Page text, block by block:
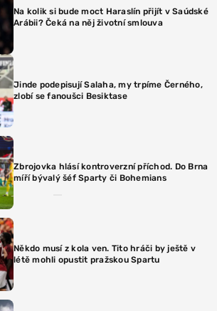
Na kolik si bude moct Haraslín přijít v Saúdské
Arábii? Čeká na něj životní smlouva
Jinde podepisují Salaha, my trpíme Černého,
zlobí se fanoušci Besiktase
Zbrojovka hlásí kontroverzní příchod. Do Brna
míří bývalý šéf Sparty či Bohemians
Někdo musí z kola ven. Tito hráči by ještě v
létě mohli opustit pražskou Spartu